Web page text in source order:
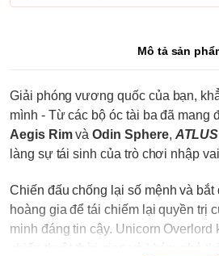
Mô tả sản
Giải phóng vương quốc của bạn,
mình - Từ các bộ óc tài ba đã mang
Aegis RimvàOdin Sphere,
làng sự tái sinh của trò chơi nhập
Chiến đấu chống lại số mệnh và
hoàng gia để tái chiếm lại quyền trị
minh đáng tin cậy. Unicorn Overlord